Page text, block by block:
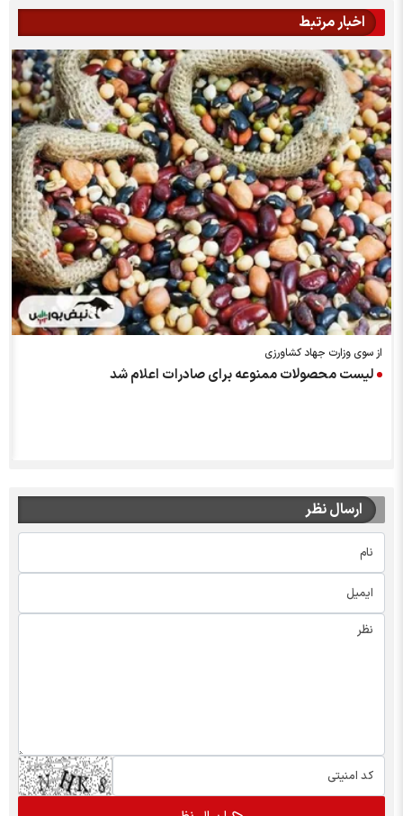
اخبار مرتبط
از سوی وزارت جهاد کشاورزی
لیست محصولات ممنوعه برای صادرات اعلام شد
ارسال نظر